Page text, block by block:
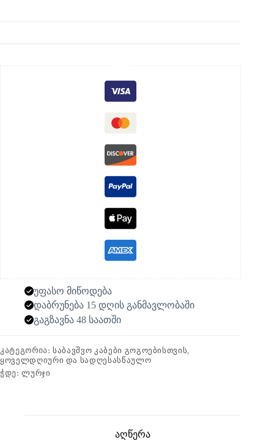
უფასო მიწოდება
დაბრუნება 15 დღის განმავლობაში
გაგზავნა 48 საათში
ᲙᲐᲢᲔᲒᲝᲠᲘᲐ:ᲡᲐᲑᲐᲕᲨᲕᲝ ᲙᲐᲑᲔᲑᲘ ᲒᲝᲒᲝᲔᲑᲘᲡᲗᲕᲘᲡ,
ᲧᲝᲕᲔᲚᲓᲦᲘᲣᲠᲘ ᲓᲐ ᲡᲐᲓᲦᲔᲡᲐᲡᲬᲐᲣᲚᲝ
ᲭᲓᲔ:ᲚᲣᲠᲯᲘ
აღწერა